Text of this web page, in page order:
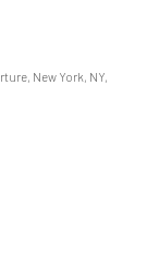
New York, NY,